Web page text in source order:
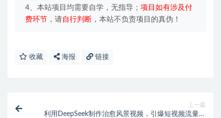
4、本站项目均需要自学，无指导； 项目如有涉及付
费环节 ，请自行判断 ，本站不负责项目的真伪！
收藏 海报 链接
上一篇
利用DeepSeek制作治愈风景视频，引爆短视频流量，